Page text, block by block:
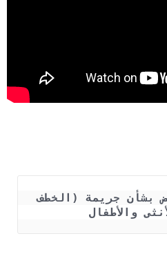
أحكام محكمة النقض بشأن جريمة (الخطف
والأطفال